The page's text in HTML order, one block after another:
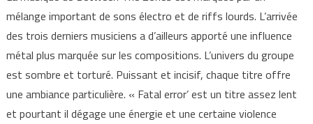
mélange important de sons électro et de riffs lourds. L’arrivée
des trois derniers musiciens a d’ailleurs apporté une influence
métal plus marquée sur les compositions. L’univers du groupe
est sombre et torturé. Puissant et incisif, chaque titre offre
une ambiance particulière. « Fatal error’ est un titre assez lent
et pourtant il dégage une énergie et une certaine violence